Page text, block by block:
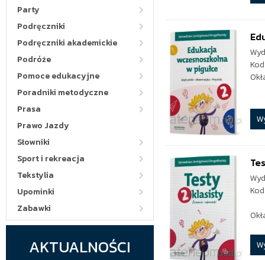
Party
Podręczniki
Podręczniki akademickie
Podróże
Pomoce edukacyjne
Poradniki metodyczne
Prasa
Prawo Jazdy
Słowniki
Sport i rekreacja
Tekstylia
Upominki
Zabawki
AKTUALNOŚCI